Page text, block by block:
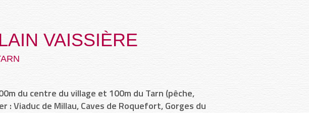
VAISSIÈRE
du centre du village et 100m du Tarn (pêche,
Viaduc de Millau, Caves de Roquefort, Gorges du